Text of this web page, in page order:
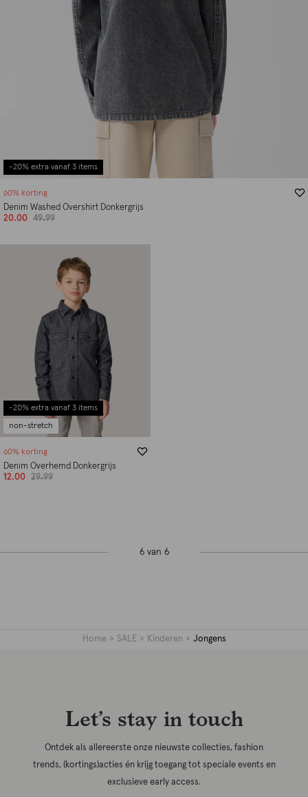
-20% extra vanaf 3 items
60% korting
Denim Washed Overshirt Donkergrijs
20.00
49.99
-20% extra vanaf 3 items
non-stretch
60% korting
Denim Overhemd Donkergrijs
12.00
29.99
6 van 6
Home SALE Kinderen Jongens
Let’s stay in touch
Ontdek als allereerste onze nieuwste collecties, fashion
trends, (kortings)acties én krijg toegang tot speciale events en
exclusieve early access.